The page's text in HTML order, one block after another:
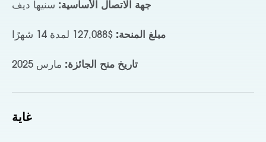
جهة الاتصال الأساسية: سنيها ديف
مبلغ المنحة: $127,088 لمدة 14 شهرًا
تاريخ منح الجائزة: مارس 2025
غاية